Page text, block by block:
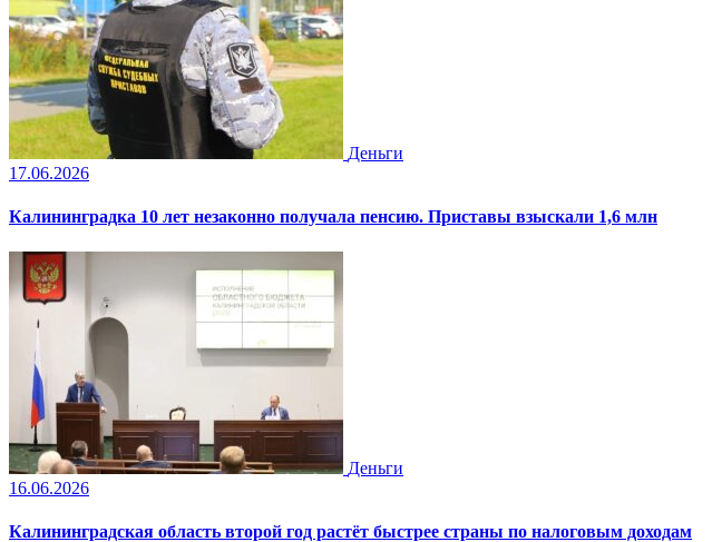
Деньги
17.06.2026
Калининградка 10 лет незаконно получала пенсию. Приставы взыскали 1,6 млн
Деньги
16.06.2026
Калининградская область второй год растёт быстрее страны по налоговым доходам